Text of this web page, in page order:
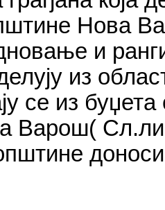
Нова
и
из
се из
Варош(